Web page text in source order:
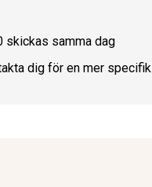
skickas samma dag
dig för en mer specifik